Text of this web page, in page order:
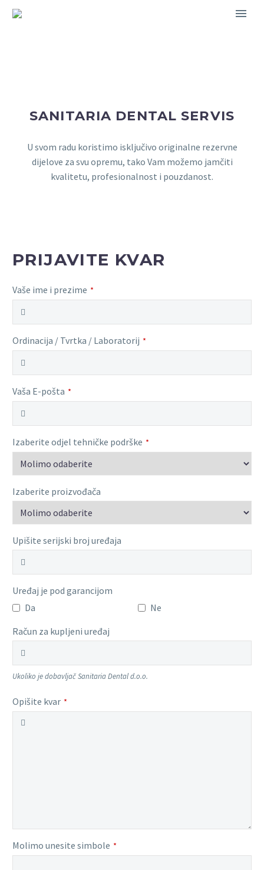
SANITARIA DENTAL SERVIS
U svom radu koristimo isključivo originalne rezervne
dijelove za svu opremu, tako Vam možemo jamčiti
kvalitetu, profesionalnost i pouzdanost.
PRIJAVITE KVAR
Vaše ime i prezime *
Ordinacija / Tvrtka / Laboratorij *
Vaša E-pošta *
Izaberite odjel tehničke podrške *
Izaberite proizvođača
Upišite serijski broj uređaja
Uređaj je pod garancijom
Da
Ne
Račun za kupljeni uređaj
Ukoliko je dobavljač Sanitaria Dental d.o.o.
Opišite kvar *
Molimo unesite simbole *